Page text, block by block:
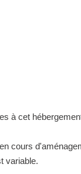
à cet
cours
variable.